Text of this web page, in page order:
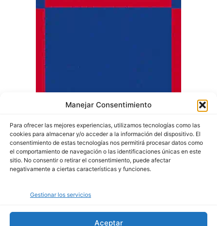
Manejar Consentimiento
Para ofrecer las mejores experiencias, utilizamos tecnologías como las
cookies para almacenar y/o acceder a la información del dispositivo. El
consentimiento de estas tecnologías nos permitirá procesar datos como
el comportamiento de navegación o las identificaciones únicas en este
sitio. No consentir o retirar el consentimiento, puede afectar
negativamente a ciertas características y funciones.
Gestionar los servicios
Aceptar